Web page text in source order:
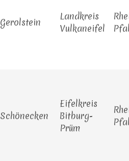
Gerolstein
Landkreis
Vulkaneifel
Schönecken
Eifelkreis
Bitburg-
Prüm